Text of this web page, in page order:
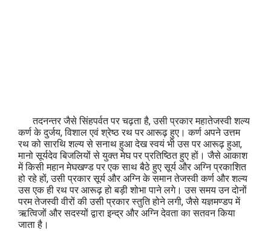
तदनन्तर जैसे सिंहपर्वत पर चढ़ता है, उसी प्रकार महातेजस्वी शल्य
कर्ण के दुर्जय, विशाल एवं श्रेष्ठ रथ पर आरूढ़ हुए। कर्ण अपने उत्तम
रथ को सारथि शल्य से सनाथ हुआ देख स्वयं भी उस पर आरूढ़ हुआ,
मानो सूर्यदेव बिजलियों से युक्त मेघ पर प्रतिष्ठित हुए हों। जैसे आकाश
में किसी महान मेघखण्ड पर एक साथ बैठे हुए सूर्य और अग्नि प्रकाशित
हो रहे हों, उसी प्रकार सूर्य और अग्नि के समान तेजस्वी कर्ण और शल्य
उस एक ही रथ पर आरूढ़ हो बड़ी शोभा पाने लगे। उस समय उन दोनों
परम तेजस्वी वीरों की उसी प्रकार स्तुति होने लगी, जैसे यज्ञमण्डप में
ऋत्विजों और सदस्यों द्वारा इन्द्र और अग्नि देवता का सतवन किया
जाता है।